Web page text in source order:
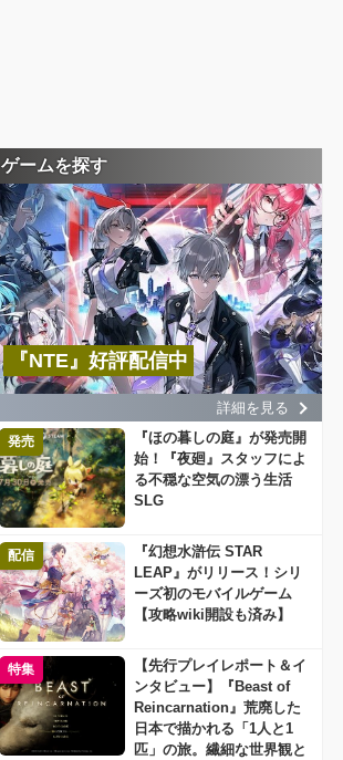
ゲームを探す
『NTE』好評配信中
詳細を見る
発売
『ほの暮しの庭』が発売開
始！『夜廻』スタッフによ
る不穏な空気の漂う生活
SLG
配信
『幻想水滸伝 STAR
LEAP』がリリース！シリ
ーズ初のモバイルゲーム
【攻略wiki開設も済み】
特集
【先行プレイレポート＆イ
ンタビュー】『Beast of
Reincarnation』荒廃した
日本で描かれる「1人と1
匹」の旅。繊細な世界観と